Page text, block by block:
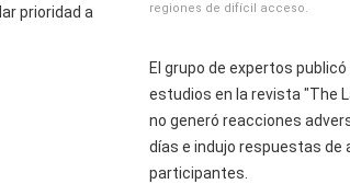
prioridad a
regiones de difícil acceso.
El grupo de expertos
estudios en la revista "The
no generó reacciones
días e indujo respuestas de
participantes.